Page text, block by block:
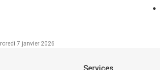
7 janvier 2026